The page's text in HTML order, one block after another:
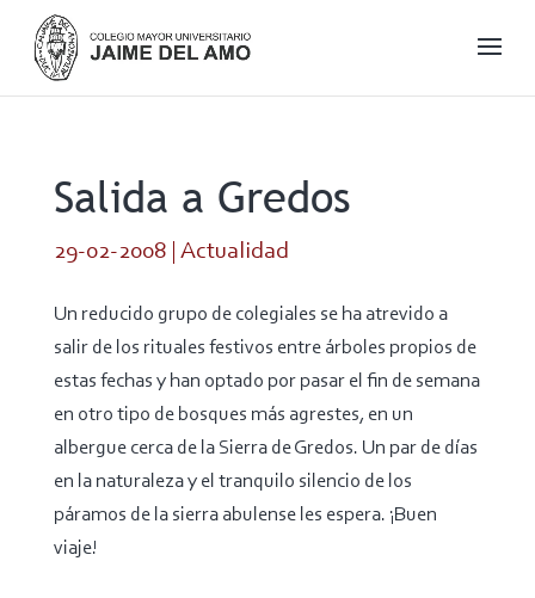
Salida a Gredos
29-02-2008| Actualidad
Un reducido grupo de colegiales se ha atrevido a
salir de los rituales festivos entre árboles propios de
estas fechas y han optado por pasar el fin de semana
en otro tipo de bosques más agrestes, en un
albergue cerca de la Sierra de Gredos. Un par de días
en la naturaleza y el tranquilo silencio de los
páramos de la sierra abulense les espera. ¡Buen
viaje!